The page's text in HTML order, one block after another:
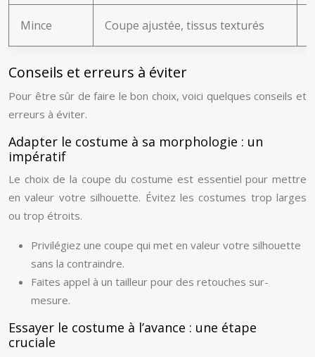
Mince Coupe ajustée, tissus texturés
Conseils et erreurs à éviter
Pour être sûr de faire le bon choix, voici quelques conseils et
erreurs à éviter.
Adapter le costume à sa morphologie : un
impératif
Le choix de la coupe du costume est essentiel pour mettre
en valeur votre silhouette. Évitez les costumes trop larges
ou trop étroits.
Privilégiez une coupe qui met en valeur votre silhouette
sans la contraindre.
Faites appel à un tailleur pour des retouches sur-
mesure.
Essayer le costume à l’avance : une étape
cruciale